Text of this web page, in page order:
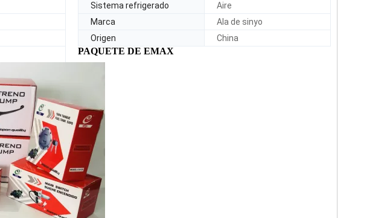
Sistema refrigerado
Aire
Marca
Ala de sinyo
Origen
China
PAQUETE DE EMAX